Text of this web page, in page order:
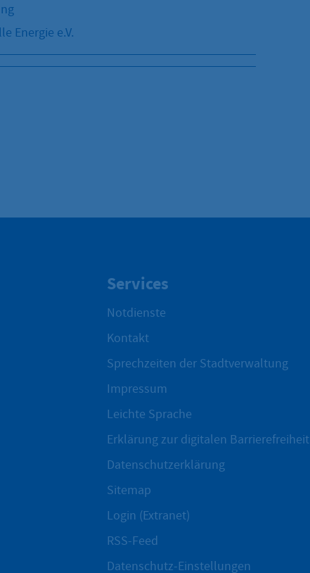
Energie e.V.
Services
Notdienste
Kontakt
Sprechzeiten der Stadtverwaltung
Impressum
Leichte Sprache
Erklärung zur digitalen Barrierefreiheit
Datenschutzerklärung
Sitemap
Login (Extranet)
RSS-Feed
Datenschutz-Einstellungen